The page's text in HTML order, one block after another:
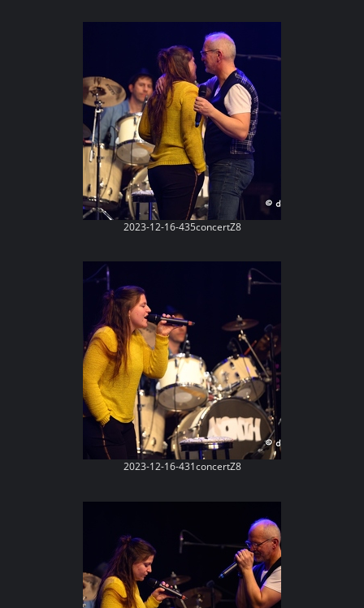
2023-12-16-435concertZ8
2023-12-16-431concertZ8